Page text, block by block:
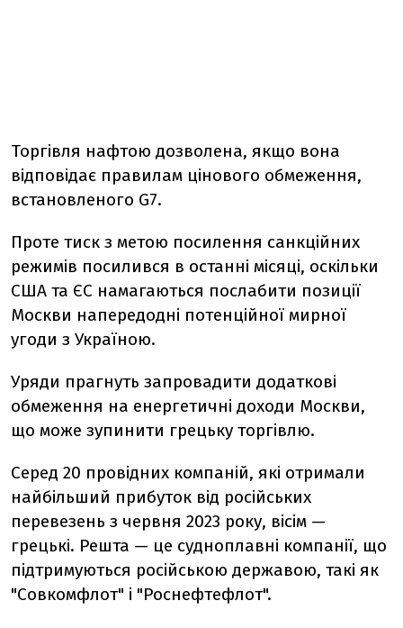
Торгівля нафтою дозволена, якщо вона
відповідає правилам цінового обмеження,
встановленого G7.
Проте тиск з метою посилення санкційних
режимів посилився в останні місяці, оскільки
США та ЄС намагаються послабити позиції
Москви напередодні потенційної мирної
угоди з Україною.
Уряди прагнуть запровадити додаткові
обмеження на енергетичні доходи Москви,
що може зупинити грецьку торгівлю.
Серед 20 провідних компаній, які отримали
найбільший прибуток від російських
перевезень з червня 2023 року, вісім —
грецькі. Решта — це судноплавні компанії, що
підтримуються російською державою, такі як
"Совкомфлот" і "Роснефтефлот".